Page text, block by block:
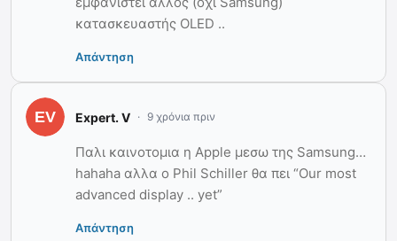
κατασκευαστής OLED ..
Απάντηση
Expert. V 9 χρόνια πριν
Παλι καινοτομια η Apple μεσω της Samsung…
hahaha αλλα ο Phil Schiller θα πει “Our most
advanced display .. yet”
Απάντηση